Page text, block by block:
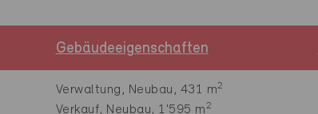
Gebäudeeigenschaften
Verwaltung, Neubau, 431 m2
Verkauf, Neubau, 1'595 m2